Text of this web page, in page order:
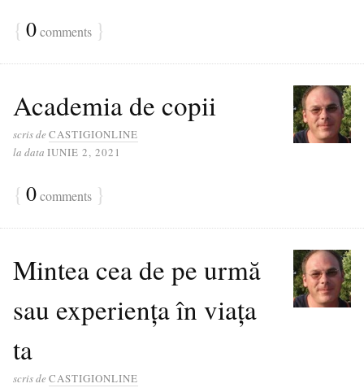
{ 0comments }
Academia de copii
scris de CASTIGIONLINE
la data IUNIE 2, 2021
{ 0comments }
Mintea cea de pe urmă
sau experiența în viața
ta
scris de CASTIGIONLINE